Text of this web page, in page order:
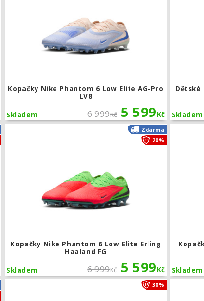
Kopačky Nike Phantom 6 Low Elite AG-Pro
LV8
6 999Kč 5 599Kč
Skladem
Dětské
Skladem
Kopačky Nike Phantom 6 Low Elite Erling Haaland AG-Pro
Kopačky Nike Phantom 6 Low Elite Erling
Haaland FG
6 999Kč 5 599Kč
Skladem
Zdarma
20%
Kopačky
Skladem
Kopačky Nike Phantom 6 Low Pro Erling Haaland FG30% Kopačky